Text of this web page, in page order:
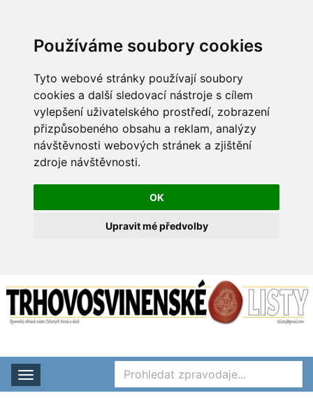
Používáme soubory cookies
Tyto webové stránky používají soubory
cookies a další sledovací nástroje s cílem
vylepšení uživatelského prostředí, zobrazení
přizpůsobeného obsahu a reklam, analýzy
návštěvnosti webových stránek a zjištění
zdroje návštěvnosti.
OK
Upravit mé předvolby
Rozbalit nabídku